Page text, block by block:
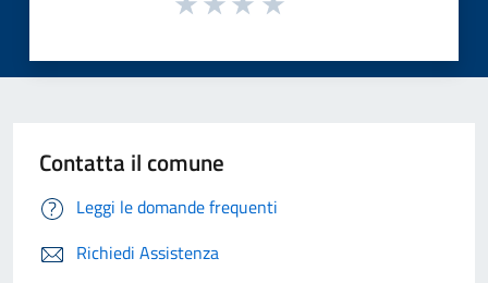
Contatta il comune
Leggi le domande frequenti
Richiedi Assistenza